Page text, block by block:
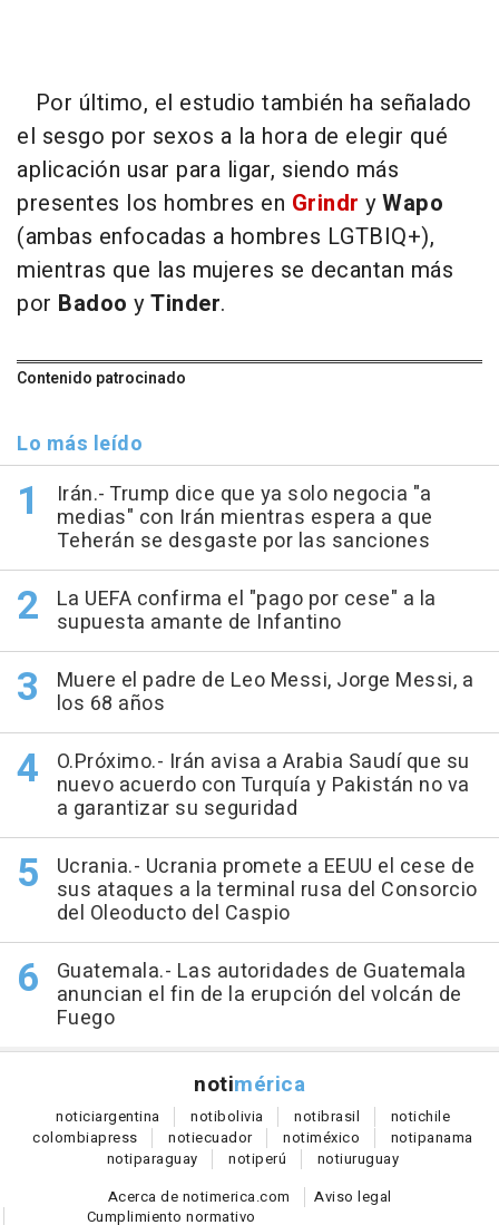
Por último, el estudio también ha señalado
el sesgo por sexos a la hora de elegir qué
aplicación usar para ligar, siendo más
presentes los hombres en Grindr yWapo
(ambas enfocadas a hombres LGTBIQ+),
mientras que las mujeres se decantan más
por Badoo yTinder.
Contenido patrocinado
Lo más leído
Irán.- Trump dice que ya solo negocia "a
medias" con Irán mientras espera a que
Teherán se desgaste por las sanciones
La UEFA confirma el "pago por cese" a la
supuesta amante de Infantino
Muere el padre de Leo Messi, Jorge Messi, a
los 68 años
O.Próximo.- Irán avisa a Arabia Saudí que su
nuevo acuerdo con Turquía y Pakistán no va
a garantizar su seguridad
Ucrania.- Ucrania promete a EEUU el cese de
sus ataques a la terminal rusa del Consorcio
del Oleoducto del Caspio
Guatemala.- Las autoridades de Guatemala
anuncian el fin de la erupción del volcán de
Fuego
notimérica
noticiargentina notibolivia notibrasil notichile
colombiapress notiecuador notiméxico notipanama
notiparaguay notiperú notiuruguay
Acerca de notimerica.com
Aviso legal
Cumplimiento normativo